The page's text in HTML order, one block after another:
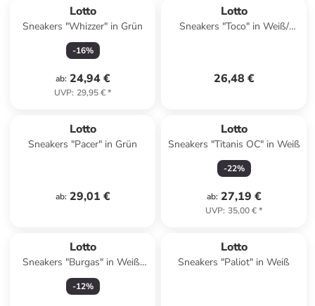
Lotto
Sneakers "Whizzer" in Grün
-16%
ab: 24,94 €
UVP: 29,95 €*
Lotto
Sneakers "Toco" in Weiß/
26,48 €
Lotto
Sneakers "Pacer" in Grün
ab: 29,01 €
Lotto
Sneakers "Titanis OC" in Weiß
-22%
ab: 27,19 €
UVP: 35,00 €*
Lotto
Sneakers "Burgas" in Weiß/
Rot
-12%
Lotto
Sneakers "Paliot" in Weiß